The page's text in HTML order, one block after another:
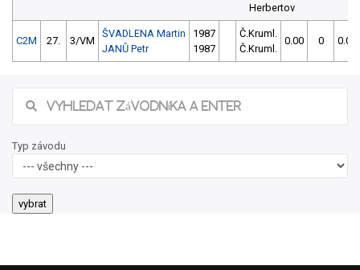
Herbertov
C2M 27. 3/VM
ŠVADLENA Martin
JANŮ Petr
1987
1987
Č.Kruml.
Č.Kruml.
0.00 0 0.00
Typ závodu